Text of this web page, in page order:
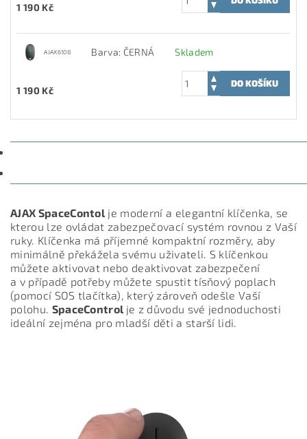
1 190 Kč
AJAX6108 Barva: ČERNÁ Skladem
1 190 Kč
AJAX SpaceContol je moderní a elegantní klíčenka, se
kterou lze ovládat zabezpečovací systém rovnou z Vaší
ruky. Klíčenka má příjemné kompaktní rozměry, aby
minimálně překážela svému uživateli. S klíčenkou
můžete aktivovat nebo deaktivovat zabezpečení
a v případě potřeby můžete spustit tísňový poplach
(pomocí SOS tlačítka), který zároveň odešle Vaší
polohu. SpaceControl je z důvodu své jednoduchosti
ideální zejména pro mladší děti a starší lidi.